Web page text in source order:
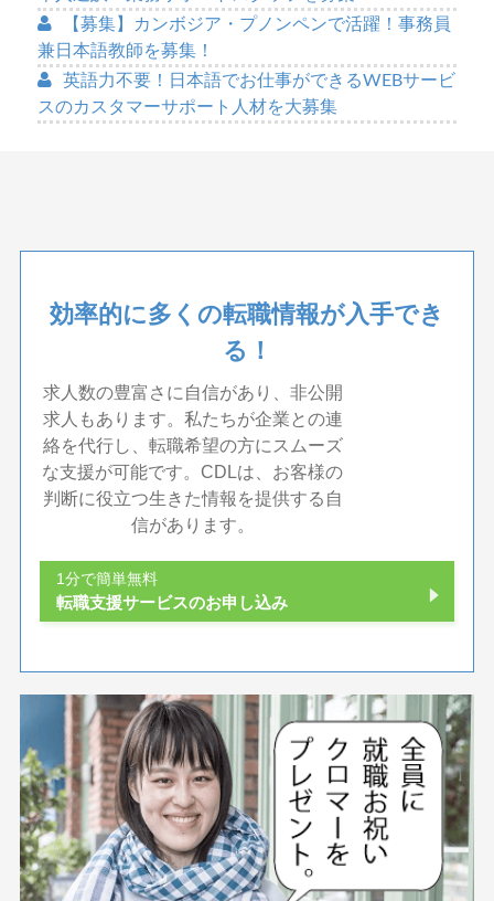
【募集】カンボジア・プノンペンで活躍！事務員
兼日本語教師を募集！
英語力不要！日本語でお仕事ができるWEBサービ
スのカスタマーサポート人材を大募集
効率的に多くの転職情報が入手でき
る！
求人数の豊富さに自信があり、非公開
求人もあります。私たちが企業との連
絡を代行し、転職希望の方にスムーズ
な支援が可能です。CDLは、お客様の
判断に役立つ生きた情報を提供する自
信があります。
1分で簡単無料
転職支援サービスのお申し込み